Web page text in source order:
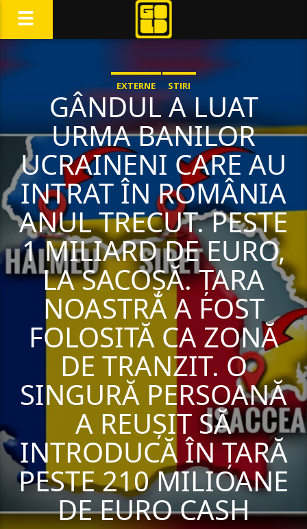
EXTERNE STIRI
GÂNDUL A LUAT
URMA BANILOR
UCRAINENI CARE AU
INTRAT ÎN ROMÂNIA
ANUL TRECUT. PESTE
1 MILIARD DE EURO,
LA SACOȘĂ. ȚARA
NOASTRĂ A FOST
FOLOSITĂ CA ZONĂ
DE TRANZIT. O
SINGURĂ PERSOANĂ
A REUȘIT SĂ
INTRODUCĂ ÎN ȚARĂ
PESTE 210 MILIOANE
DE EURO CASH